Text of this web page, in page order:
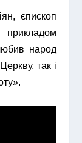
єпископ
прикладом
народ
так і